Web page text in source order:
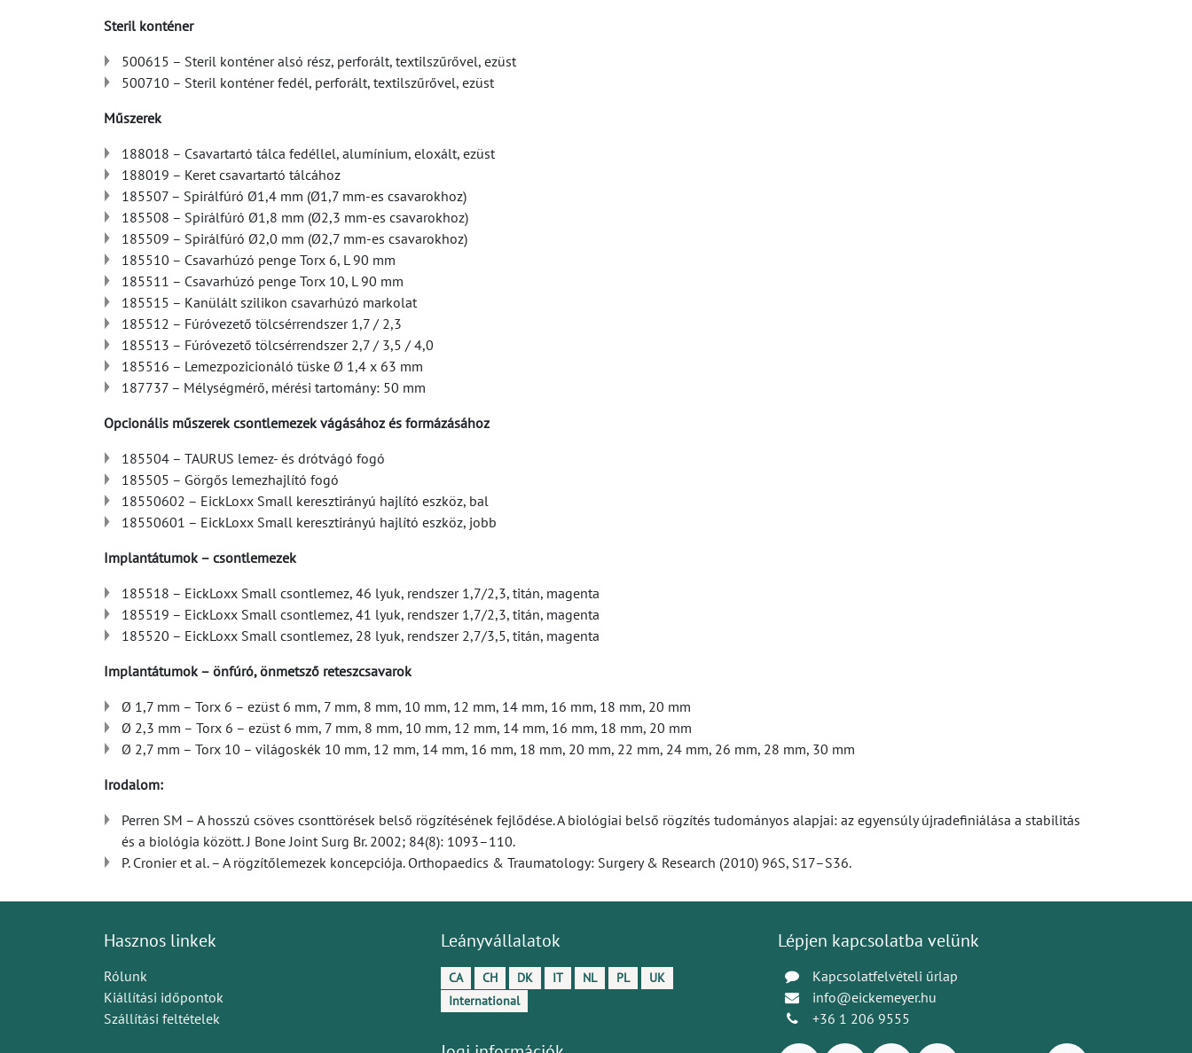
Steril konténer
500615 – Steril konténer alsó rész, perforált, textilszűrővel, ezüst
500710 – Steril konténer fedél, perforált, textilszűrővel, ezüst
Műszerek
188018 – Csavartartó tálca fedéllel, alumínium, eloxált, ezüst
188019 – Keret csavartartó tálcához
185507 – Spirálfúró Ø1,4 mm (Ø1,7 mm-es csavarokhoz)
185508 – Spirálfúró Ø1,8 mm (Ø2,3 mm-es csavarokhoz)
185509 – Spirálfúró Ø2,0 mm (Ø2,7 mm-es csavarokhoz)
185510 – Csavarhúzó penge Torx 6, L 90 mm
185511 – Csavarhúzó penge Torx 10, L 90 mm
185515 – Kanülált szilikon csavarhúzó markolat
185512 – Fúróvezető tölcsérrendszer 1,7 / 2,3
185513 – Fúróvezető tölcsérrendszer 2,7 / 3,5 / 4,0
185516 – Lemezpozicionáló tüske Ø 1,4 x 63 mm
187737 – Mélységmérő, mérési tartomány: 50 mm
Opcionális műszerek csontlemezek vágásához és formázásához
185504 – TAURUS lemez- és drótvágó fogó
185505 – Görgős lemezhajlító fogó
18550602 – EickLoxx Small keresztirányú hajlító eszköz, bal
18550601 – EickLoxx Small keresztirányú hajlító eszköz, jobb
Implantátumok – csontlemezek
185518 – EickLoxx Small csontlemez, 46 lyuk, rendszer 1,7/2,3, titán, magenta
185519 – EickLoxx Small csontlemez, 41 lyuk, rendszer 1,7/2,3, titán, magenta
185520 – EickLoxx Small csontlemez, 28 lyuk, rendszer 2,7/3,5, titán, magenta
Implantátumok – önfúró, önmetsző reteszcsavarok
Ø 1,7 mm – Torx 6 – ezüst 6 mm, 7 mm, 8 mm, 10 mm, 12 mm, 14 mm, 16 mm, 18 mm, 20 mm
Ø 2,3 mm – Torx 6 – ezüst 6 mm, 7 mm, 8 mm, 10 mm, 12 mm, 14 mm, 16 mm, 18 mm, 20 mm
Ø 2,7 mm – Torx 10 – világoskék 10 mm, 12 mm, 14 mm, 16 mm, 18 mm, 20 mm, 22 mm, 24 mm, 26 mm, 28 mm, 30 mm
Irodalom:
Perren SM – A hosszú csöves csonttörések belső rögzítésének fejlődése. A biológiai belső rögzítés tudományos alapjai: az egyensúly újradefiniálása a stabilitás
és a biológia között. J Bone Joint Surg Br. 2002; 84(8): 1093–110.
P. Cronier et al. – A rögzítőlemezek koncepciója. Orthopaedics & Traumatology: Surgery & Research (2010) 96S, S17–S36.
Hasznos linkek
Rólunk
Kiállítási időpontok
Szállítási feltételek
Leányvállalatok
CA CH DK IT NL PL
UK
International
Lépjen kapcsolatba velünk
Kapcsolatfelvételi űrlap
info@eickemeyer.hu
+36 1 206 9555